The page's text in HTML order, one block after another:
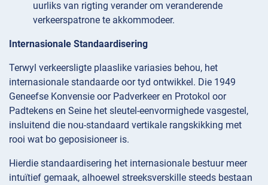
uurliks van rigting verander om veranderende
verkeerspatrone te akkommodeer.
Internasionale Standaardisering
Terwyl verkeersligte plaaslike variasies behou, het
internasionale standaarde oor tyd ontwikkel. Die 1949
Geneefse Konvensie oor Padverkeer en Protokol oor
Padtekens en Seine het sleutel-eenvormighede vasgestel,
insluitend die nou-standaard vertikale rangskikking met
rooi wat bo geposisioneer is.
Hierdie standaardisering het internasionale bestuur meer
intuïtief gemaak, alhoewel streeksverskille steeds bestaan